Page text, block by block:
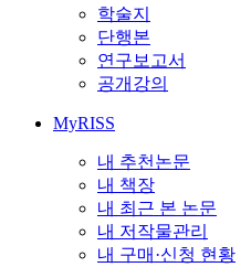
학술지
단행본
연구보고서
공개강의
MyRISS
내 추천논문
내 책장
내 최근 본 논문
내 저작물관리
내 구매·신청 현황